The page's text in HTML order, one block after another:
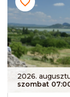
2026.
szombat